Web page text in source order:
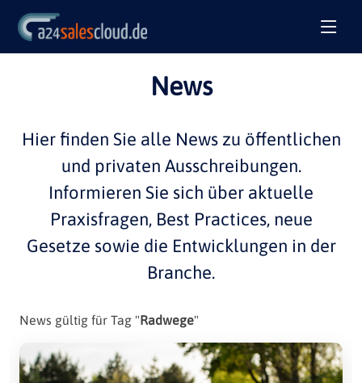
News
Hier finden Sie alle Newszu öffentlichen
und privaten Ausschreibungen.
Informieren Sie sich über aktuelle
Praxisfragen, Best Practices, neue
Gesetze sowie die Entwicklungen in der
Branche.
News gültig für Tag "Radwege"